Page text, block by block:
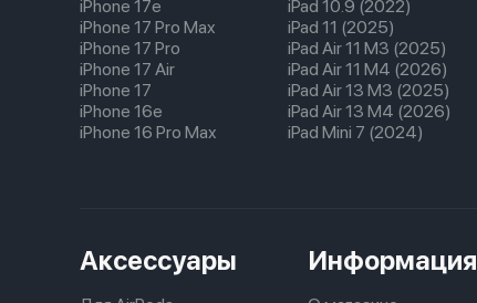
iPhone 17e
iPhone 17 Pro Max
iPhone 17 Pro
iPhone 17 Air
iPhone 17
iPhone 16e
iPhone 16 Pro Max
iPad 10.9 (2022)
iPad 11 (2025)
iPad Air 11 M3 (2025)
iPad Air 11 M4 (2026)
iPad Air 13 M3 (2025)
iPad Air 13 M4 (2026)
iPad Mini 7 (2024)
Аксессуары Информация